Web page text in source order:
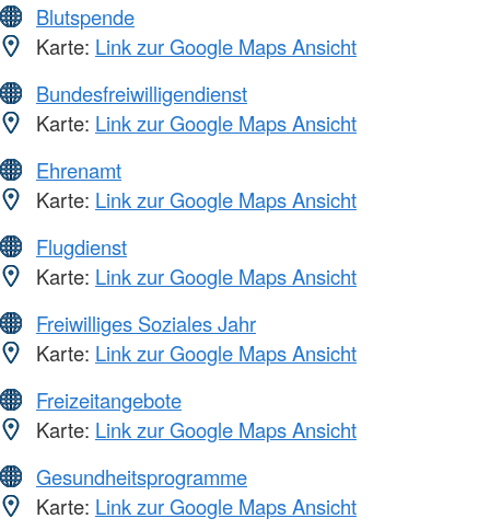
Blutspende
Karte: Link zur Google Maps Ansicht
Bundesfreiwilligendienst
Karte: Link zur Google Maps Ansicht
Ehrenamt
Karte: Link zur Google Maps Ansicht
Flugdienst
Karte: Link zur Google Maps Ansicht
Freiwilliges Soziales Jahr
Karte: Link zur Google Maps Ansicht
Freizeitangebote
Karte: Link zur Google Maps Ansicht
Gesundheitsprogramme
Karte: Link zur Google Maps Ansicht